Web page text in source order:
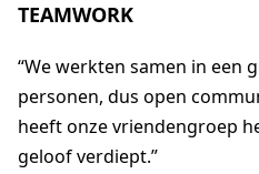
TEAMWORK
“We werkten samen in een
personen, dus open
heeft onze vriendengroep
geloof verdiept.”